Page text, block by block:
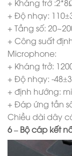
+ Kháng trở
+ Độ nhạy:
+ Tầng số:
+ Công suất
Microphone:
+ Kháng trở:
+ Độ nhạy: -
+ định hướng:
+ Đáp ứng tần
Chiều dài dây
6 – Bộ cáp kết